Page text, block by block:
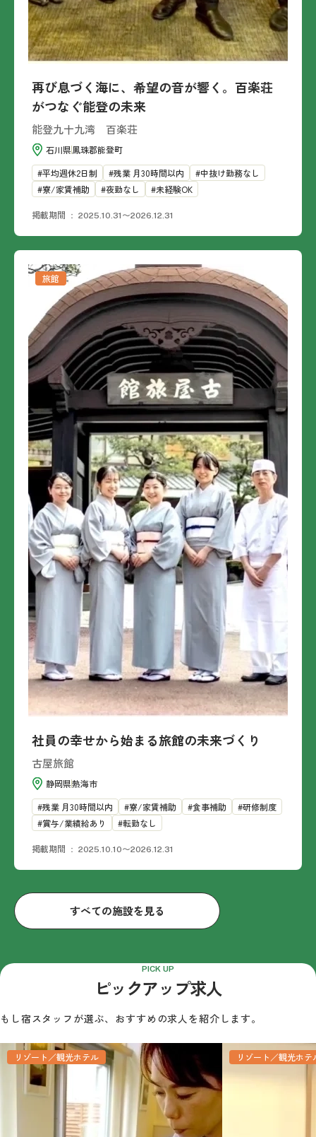
再び息づく海に、希望の音が響く。百楽荘
がつなぐ能登の未来
能登九十九湾 百楽荘
石川県鳳珠郡能登町
平均週休2日制
残業 月30時間以内
中抜け勤務なし
寮/家賃補助
夜勤なし 未経験OK
掲載期間 2025.10.31〜2026.12.31
旅館
社員の幸せから始まる旅館の未来づくり
古屋旅館
静岡県熱海市
残業 月30時間以内
寮/家賃補助 食事補助
研修制度
賞与/業績給あり
転勤なし
掲載期間 2025.10.10〜2026.12.31
すべての施設を見る
PICK UP
ピックアップ求人
もし宿スタッフが選ぶ、おすすめの求人を紹介します。
リゾート／観光ホテル リゾート／観光ホテ